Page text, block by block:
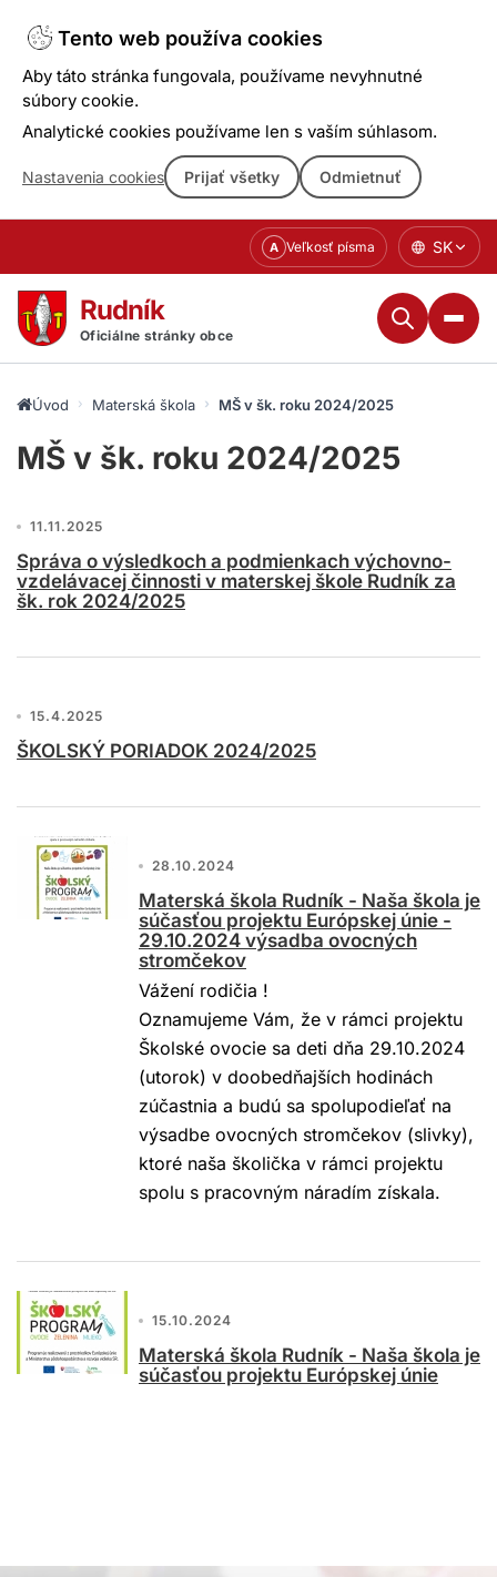
Tento web používa cookies
Aby táto stránka fungovala, používame nevyhnutné
súbory cookie.
Analytické cookies používame len s vaším súhlasom.
Nastavenia cookies Prijať všetky Odmietnuť
obsahu
A Veľkosť písma SK
Rudník
Oficiálne stránky obce
Úvod Materská škola MŠ v šk. roku 2024/2025
MŠ v šk. roku 2024/2025
11.11.2025
Správa o výsledkoch a podmienkach výchovno-
vzdelávacej činnosti v materskej škole Rudník za
šk. rok 2024/2025
15.4.2025
ŠKOLSKÝ PORIADOK 2024/2025
28.10.2024
Materská škola Rudník - Naša škola je
súčasťou projektu Európskej únie -
29.10.2024 výsadba ovocných
stromčekov
Vážení rodičia !
Oznamujeme Vám, že v rámci projektu
Školské ovocie sa deti dňa 29.10.2024
(utorok) v doobedňajších hodinách
zúčastnia a budú sa spolupodieľať na
výsadbe ovocných stromčekov (slivky),
ktoré naša školička v rámci projektu
spolu s pracovným náradím získala.
15.10.2024
Materská škola Rudník - Naša škola je
súčasťou projektu Európskej únie